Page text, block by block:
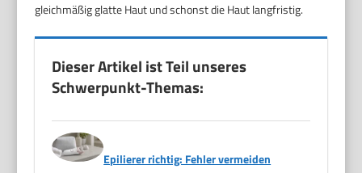
gleichmäßig glatte Haut und schonst die Haut langfristig.
Dieser Artikel ist Teil unseres
Schwerpunkt-Themas:
Epilierer richtig: Fehler vermeiden